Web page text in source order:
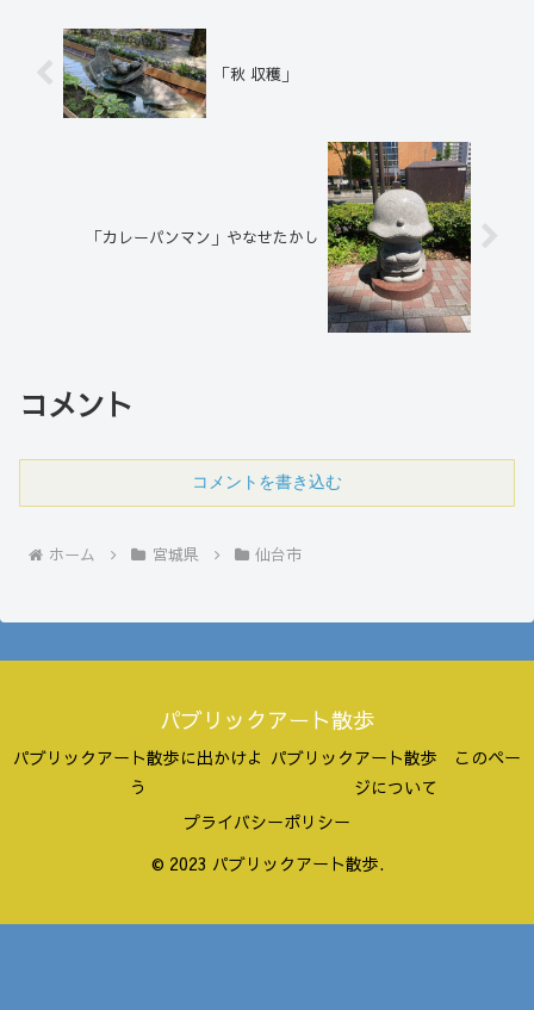
「秋 収穫」
「カレーパンマン」やなせたかし
コメント
コメントを書き込む
ホーム 宮城県 仙台市
パブリックアート散歩
パブリックアート散歩に出かけよ
う
パブリックアート散歩 このペー
ジについて
プライバシーポリシー
© 2023 パブリックアート散歩.